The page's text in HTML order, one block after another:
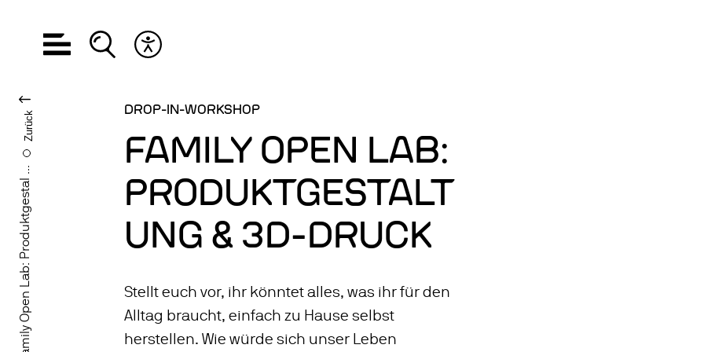
Hauptnavigation öffnen
Suche öffnen
2. Family Open Lab: Produktgestal ...
Zurück DROP-IN-WORKSHOP
FAMILY OPEN LAB:
PRODUKTGESTALT
UNG & 3D-DRUCK
Stellt euch vor, ihr könntet alles, was ihr für den
Alltag braucht, einfach zu Hause selbst
herstellen. Wie würde sich unser Leben